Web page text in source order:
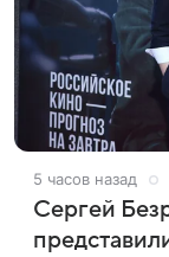
5 часов назад
Сергей